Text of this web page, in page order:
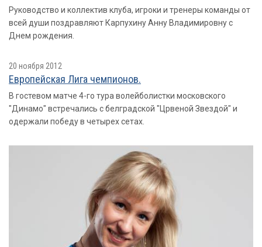
Руководство и коллектив клуба, игроки и тренеры команды от
всей души поздравляют Карпухину Анну Владимировну с
Днем рождения.
20 ноября 2012
Европейская Лига чемпионов.
В гостевом матче 4-го тура волейболистки московского
"Динамо" встречались с белградской "Црвеной Звездой" и
одержали победу в четырех сетах.